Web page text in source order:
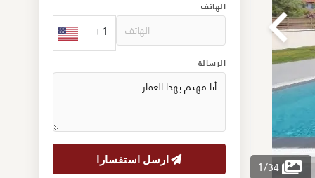
1/34
الهاتف
+1
الرسالة
ارسل استفسارا